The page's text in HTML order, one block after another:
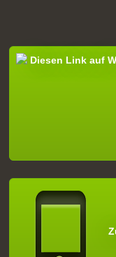
Diesen Link auf